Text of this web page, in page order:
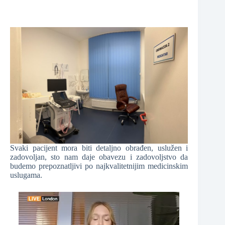
Svaki pacijent mora biti detaljno obrađen, uslužen i
zadovoljan, sto nam daje obavezu i zadovoljstvo da
budemo prepoznatljivi po najkvalitetnijim medicinskim
uslugama.